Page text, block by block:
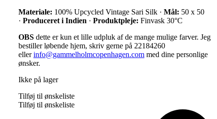
Materiale: 100% Upcycled Vintage Sari Silk · Mål: 50 x 50
· Produceret i Indien · Produktpleje: Finvask 30°C
OBS dette er kun et lille udpluk af de mange mulige farver. Jeg
bestiller løbende hjem, skriv gerne på 22184260
ellerinfo@gammelholmcopenhagen.com med dine personlige
ønsker.
Ikke på lager
Tilføj til ønskeliste
Tilføj til ønskeliste